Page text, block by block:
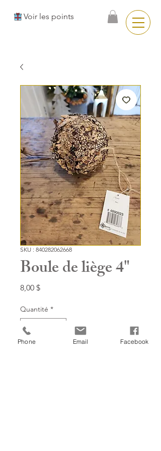
Voir les points
SKU : 840282062668
Boule de liège 4"
8,00 $Prix
Quantité *
Phone Email Facebook